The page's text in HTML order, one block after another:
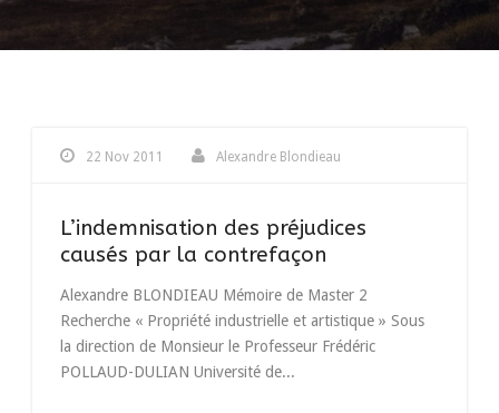
22 Nov 2011 Alexandre Blondieau
L’indemnisation des préjudices
causés par la contrefaçon
Alexandre BLONDIEAU Mémoire de Master 2
Recherche « Propriété industrielle et artistique » Sous
la direction de Monsieur le Professeur Frédéric
POLLAUD-DULIAN Université de...